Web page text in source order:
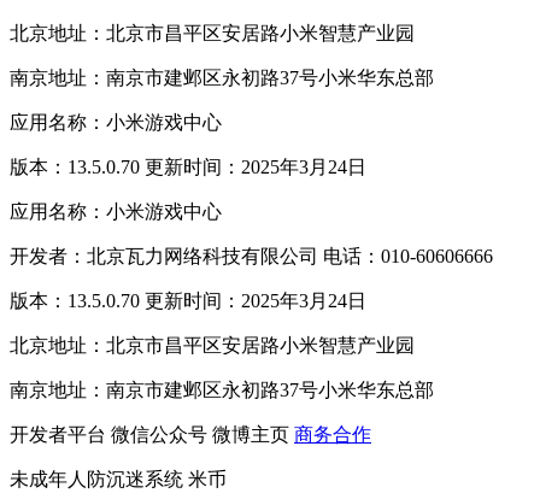
北京地址：北京市昌平区安居路小米智慧产业园
南京地址：南京市建邺区永初路37号小米华东总部
应用名称：小米游戏中心
版本：13.5.0.70 更新时间：2025年3月24日
应用名称：小米游戏中心
开发者：北京瓦力网络科技有限公司 电话：010-60606666
版本：13.5.0.70 更新时间：2025年3月24日
北京地址：北京市昌平区安居路小米智慧产业园
南京地址：南京市建邺区永初路37号小米华东总部
开发者平台 微信公众号 微博主页 商务合作
未成年人防沉迷系统 米币